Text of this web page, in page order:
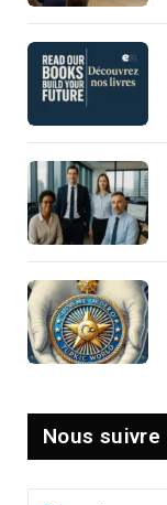
Nous suivre